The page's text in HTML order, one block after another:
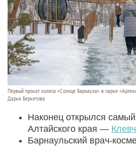
Первый прокат колеса «Солнце Барнаула» в парке
Дарья Беркетова
Наконец открылся
Алтайского края —
Барнаульский врач-